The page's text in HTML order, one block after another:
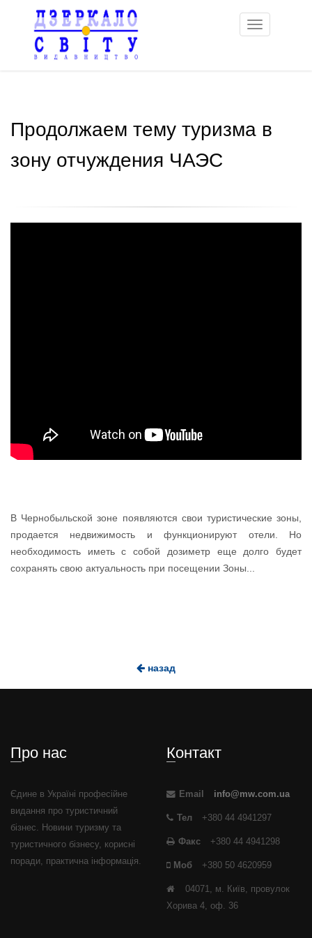
Toggle
navigation
Продолжаем тему туризма в
зону отчуждения ЧАЭС
В Чернобыльской зоне появляются свои туристические зоны,
продается недвижимость и функционируют отели. Но
необходимость иметь с собой дозиметр еще долго будет
сохранять свою актуальность при посещении Зоны...
назад
Про нас
Єдине в Україні професійне
видання про туристичний
бізнес. Новини туризму та
туристичного бізнесу, корисні
поради, практична інформація.
Контакт
Email info@mw.com.ua
Тел +380 44 4941297
Факс +380 44 4941298
Моб +380 50 4620959
04071, м. Київ, провулок
Хорива 4, оф. 36